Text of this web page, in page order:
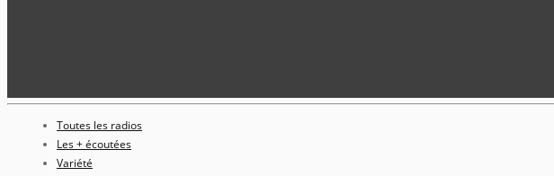
Toutes les radios
Les + écoutées
Variété